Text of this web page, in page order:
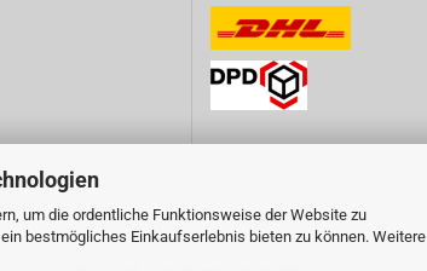
um die ordentliche Funktionsweise der Website zu
bestmögliches Einkaufserlebnis bieten zu können. Weitere